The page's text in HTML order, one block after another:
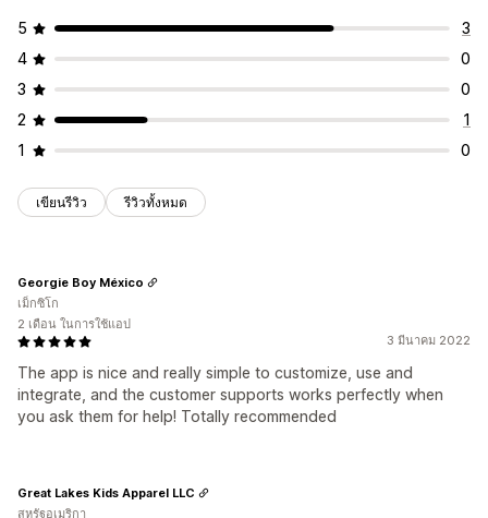
การสร้างแบรนด์ที่กำหนดเอง เลย์เอาต์ที่กำหนดเอง หลายภาษา
5
3
4
0
3
0
2
1
1
0
เขียนรีวิว รีวิวทั้งหมด
3 มีนาคม 2022
The app is nice and really simple to customize, use and
integrate, and the customer supports works perfectly when
you ask them for help! Totally recommended
Georgie Boy México
เม็กซิโก
2 เดือน ในการใช้แอป
Great Lakes Kids Apparel LLC
สหรัฐอเมริกา